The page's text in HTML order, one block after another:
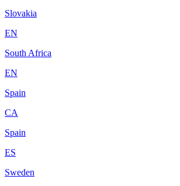
Slovakia
EN
South Africa
EN
Spain
CA
Spain
ES
Sweden